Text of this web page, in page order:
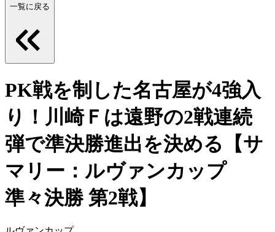
一覧に戻る
PK戦を制した名古屋が4強入
り！川崎Ｆは遠野の2戦連続
弾で準決勝進出を決める【サ
マリー：ルヴァンカップ
準々決勝 第2戦】